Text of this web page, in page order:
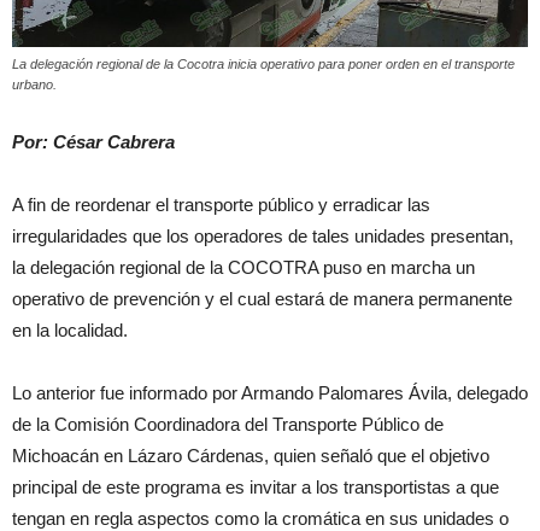
La delegación regional de la Cocotra inicia operativo para poner orden en el transporte
urbano.
Por: César Cabrera
A fin de reordenar el transporte público y erradicar las
irregularidades que los operadores de tales unidades presentan,
la delegación regional de la COCOTRA puso en marcha un
operativo de prevención y el cual estará de manera permanente
en la localidad.
Lo anterior fue informado por Armando Palomares Ávila, delegado
de la Comisión Coordinadora del Transporte Público de
Michoacán en Lázaro Cárdenas, quien señaló que el objetivo
principal de este programa es invitar a los transportistas a que
tengan en regla aspectos como la cromática en sus unidades o